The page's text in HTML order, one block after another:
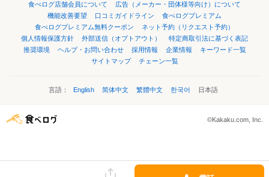
食べログ店舗会員について
広告（メーカー・団体様等向け）について
機能改善要望
口コミガイドライン
食べログプレミアム
食べログプレミアム無料クーポン
ネット予約（リクエスト予約）
個人情報保護方針
外部送信（オプトアウト）
特定商取引法に基づく表記
推奨環境
ヘルプ・お問い合わせ 採用情報 企業情報
キーワード一覧
サイトマップ
チェーン一覧
言語： English 简体中文 繁體中文 한국어 日本語
©Kakaku.com, Inc.